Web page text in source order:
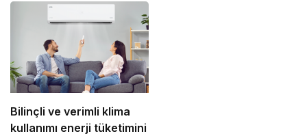
Bilinçli ve verimli klima
kullanımı enerji tüketimini